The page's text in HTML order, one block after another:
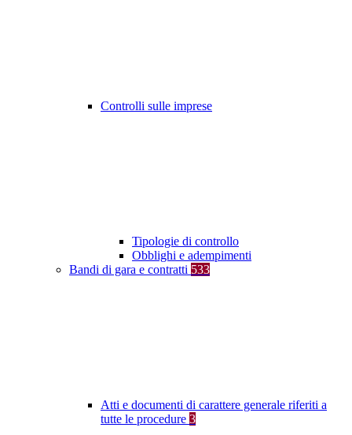
Controlli sulle imprese
Tipologie di controllo
Obblighi e adempimenti
Bandi di gara e contratti 533
Atti e documenti di carattere generale riferiti a
tutte le procedure 3